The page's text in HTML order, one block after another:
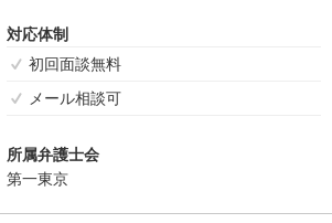
対応体制
初回面談無料
メール相談可
所属弁護士会
第一東京